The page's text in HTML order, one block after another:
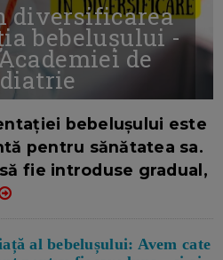
diversificarea
bebelușului -
de
bebelușului este
pentru sănătatea sa.
fie introduse gradual,
al bebelușului: Avem cate